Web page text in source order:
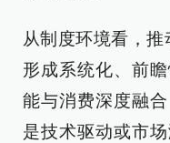
从制度环境看，
形成系统化、前
能与消费深度融
是技术驱动或市